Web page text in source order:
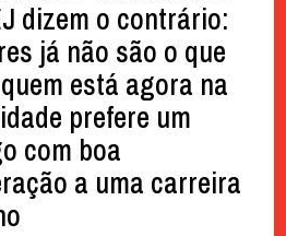
dizem o contrário:
já não são o que
está agora na
prefere um
com boa
a uma carreira